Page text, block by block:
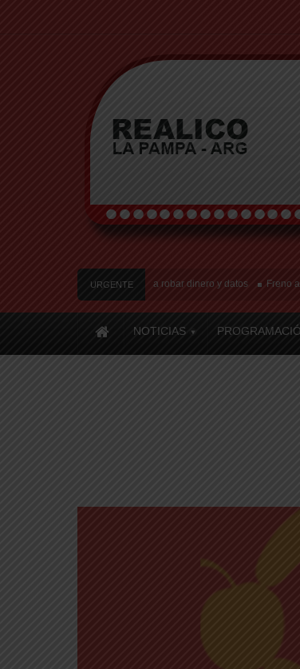
URGENTE
estafas laborales para robar dinero y datos Freno a la IA |
NOTICIAS